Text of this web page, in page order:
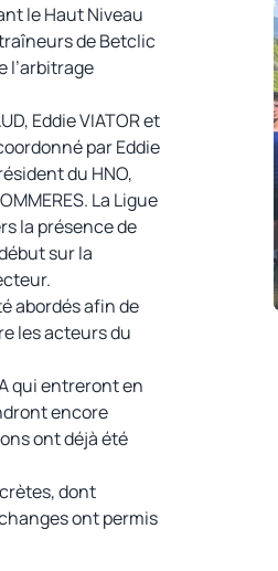
le Haut Niveau
de Betclic
l’arbitrage
Eddie VIATOR et
par Eddie
du HNO,
La Ligue
la présence de
sur la
abordés afin de
les acteurs du
qui entreront en
encore
ont déjà été
dont
ont permis